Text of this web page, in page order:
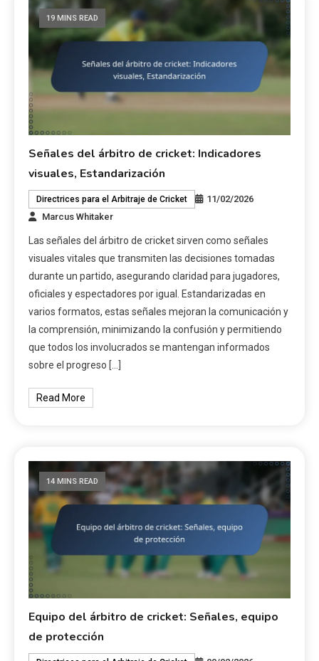
19 MINS READ
Señales del árbitro de cricket: Indicadores
visuales, Estandarización
Directrices para el Arbitraje de Cricket
11/02/2026
Marcus Whitaker
Las señales del árbitro de cricket sirven como señales
visuales vitales que transmiten las decisiones tomadas
durante un partido, asegurando claridad para jugadores,
oficiales y espectadores por igual. Estandarizadas en
varios formatos, estas señales mejoran la comunicación y
la comprensión, minimizando la confusión y permitiendo
que todos los involucrados se mantengan informados
sobre el progreso […]
Read More
14 MINS READ
Equipo del árbitro de cricket: Señales, equipo
de protección